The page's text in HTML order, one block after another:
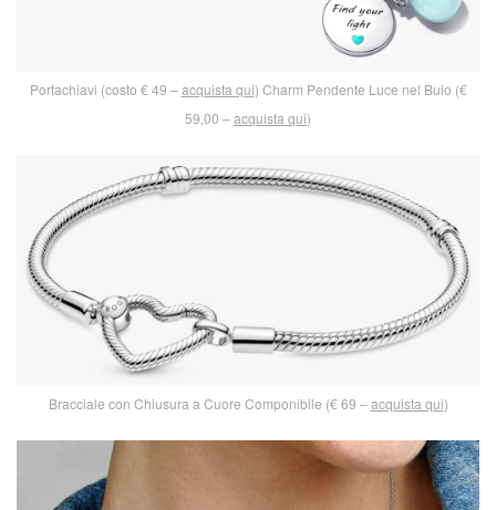
Portachiavi (costo € 49 –acquista qui) Charm Pendente Luce nel Buio (€
59,00 –acquista qui)
Bracciale con Chiusura a Cuore Componibile (€ 69 –acquista qui)